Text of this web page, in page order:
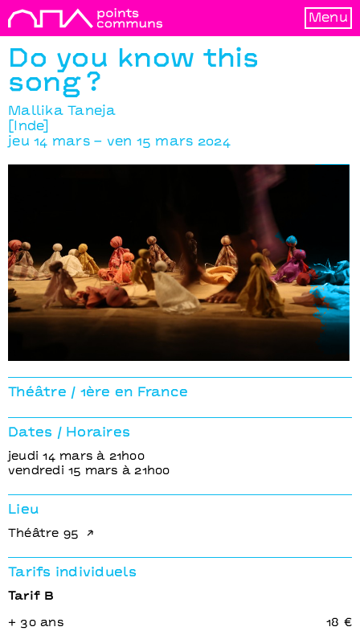
Menu
Do you know this
song ?
Mallika Taneja
[Inde]
jeu 14 mars – ven 15 mars 2024
Do you know this song ?
Mallika Taneja
Théâtre / 1ère en France
Dates / Horaires
jeudi 14 mars à 21h00
vendredi 15 mars à 21h00
Lieu
Théâtre 95
Tarifs individuels
Tarif B
+ 30 ans
18 €